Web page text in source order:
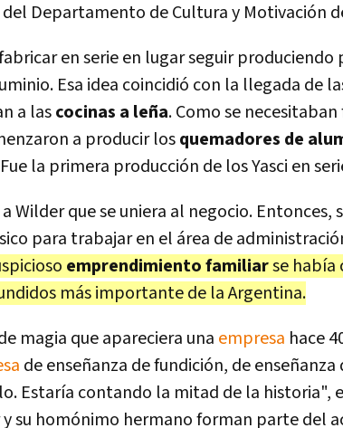
Departamento de Cultura y Motivación
en serie en lugar seguir
Esa idea coincidió con la llegada de
a lascocinas a leña. Como se
a producir losquemadores de
la primera producción de los Yasci en
Wilder que se uniera al negocio. Entonces,
para trabajar en el área de
emprendimiento familiarse había
más importante de la Argentina.
magia que apareciera una empresa hace
de enseñanza de fundición, de
Estaría contando la mitad de la historia",
y su homónimo hermano forman parte del